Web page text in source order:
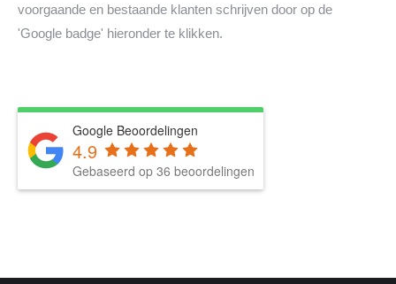
voorgaande en bestaande klanten schrijven door op de
'Google badge' hieronder te klikken.
Google Beoordelingen
4.9
Gebaseerd op 36 beoordelingen